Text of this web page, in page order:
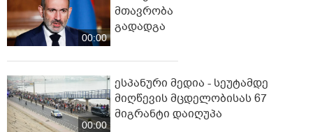
00:00
მთავრობა
გადადგა
00:00
ესპანური მედია - სეუტამდე
მიღწევის მცდელობისას 67
მიგრანტი დაიღუპა